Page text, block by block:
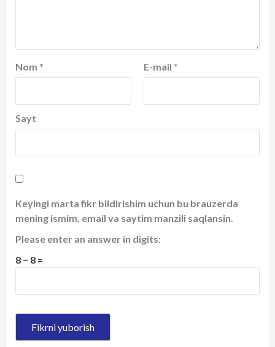
Nom * E-mail *
Sayt
Keyingi marta fikr bildirishim uchun bu brauzerda
mening ismim, email va saytim manzili saqlansin.
Please enter an answer in digits:
8 − 8 =